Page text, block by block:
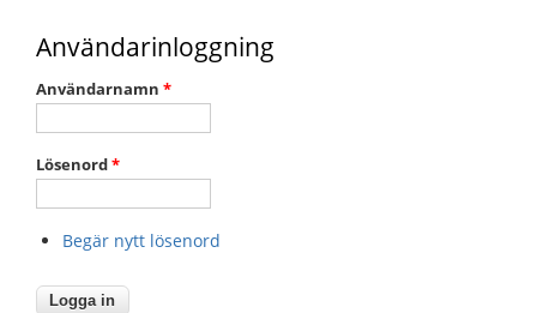
Användarinloggning
Användarnamn *
Lösenord*
Begär nytt lösenord